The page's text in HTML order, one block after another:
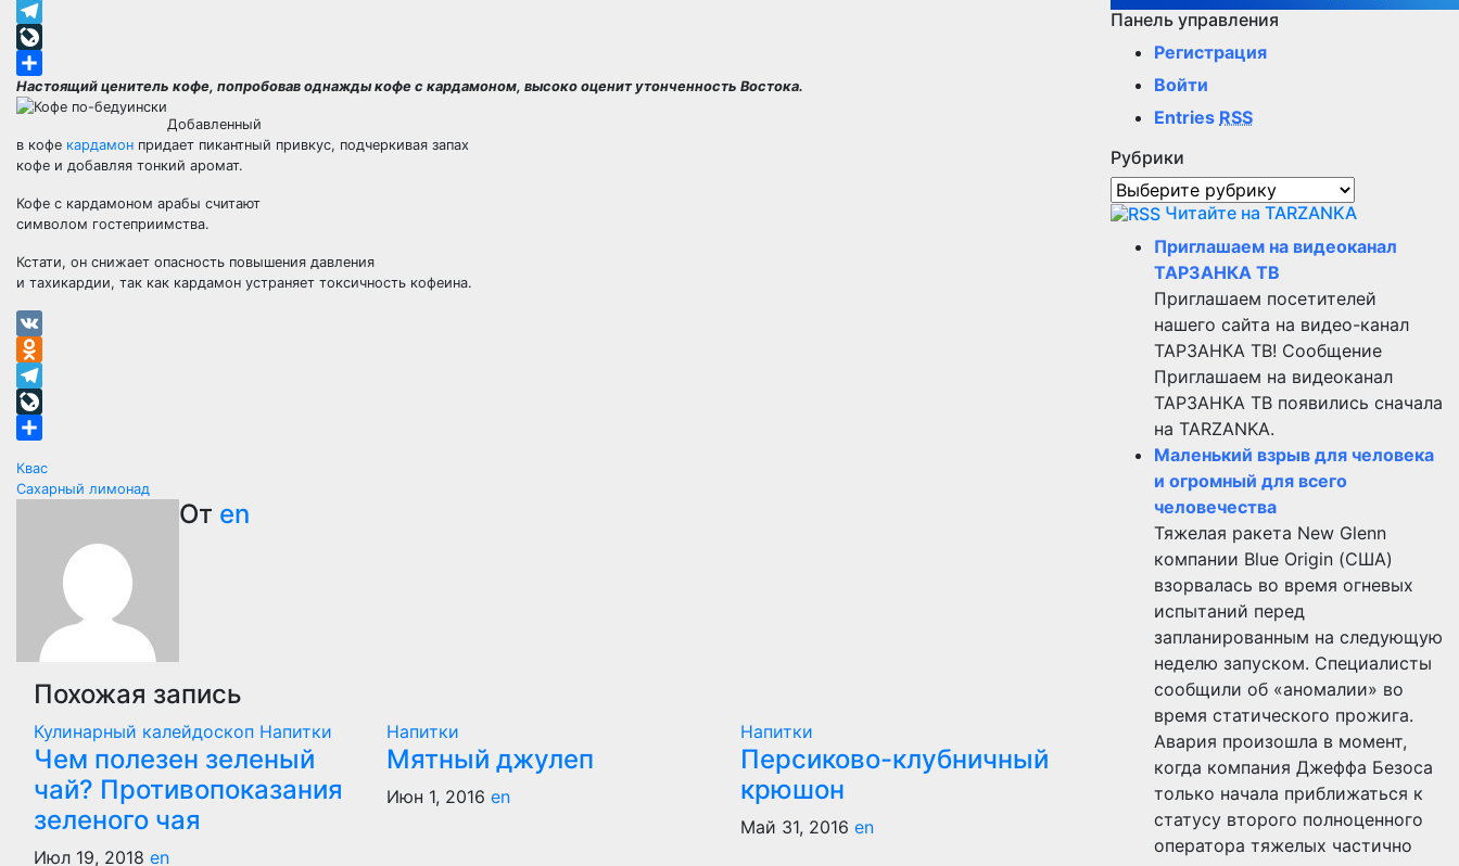
Odnoklassniki
Telegram
LiveJournal
Отправить
Настоящий ценитель кофе, попробовав однажды кофе с кардамоном, высоко оценит утонченность Востока.
Добавленный
в кофе кардамон придает пикантный привкус, подчеркивая запах
кофе и добавляя тонкий аромат.
Кофе с кардамоном арабы считают
символом гостеприимства.
Кстати, он снижает опасность повышения давления
и тахикардии, так как кардамон устраняет токсичность кофеина.
VK
Odnoklassniki
Telegram
LiveJournal
Навигация
записям
Квас
Сахарный лимонад
От en
Похожая запись
Кулинарный калейдоскоп Напитки
Чем полезен зеленый
чай? Противопоказания
зеленого чая
Июл 19, 2018 en
Напитки
Мятный джулеп
Июн 1, 2016en
Напитки
Персиково-клубничный
крюшон
Май 31, 2016 en
Панель управления
Регистрация
Войти
Entries RSS
Рубрики
Рубрики
Читайте на TARZANKA
Приглашаем на видеоканал
ТАРЗАНКА ТВ
Приглашаем посетителей
нашего сайта на видео-канал
ТАРЗАНКА ТВ! Сообщение
Приглашаем на видеоканал
ТАРЗАНКА ТВ появились сначала
на TARZANKA.
Маленький взрыв для человека
и огромный для всего
человечества
Тяжелая ракета New Glenn
компании Blue Origin (США)
взорвалась во время огневых
испытаний перед
запланированным на следующую
неделю запуском. Специалисты
сообщили об «аномалии» во
время статического прожига.
Авария произошла в момент,
когда компания Джеффа Безоса
только начала приближаться к
статусу второго полноценного
оператора тяжелых частично